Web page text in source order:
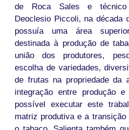
de Roca Sales e técnico
Deoclesio Piccoli, na década
possuía uma área
destinada à produção de
união dos produtores,
escolha de variedades,
de frutas na propriedade da
integração entre produção
possível executar este
matriz produtiva e a